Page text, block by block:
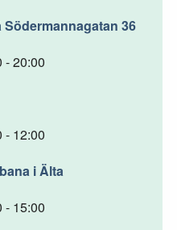
36
- 20:00
- 12:00
i Älta
- 15:00